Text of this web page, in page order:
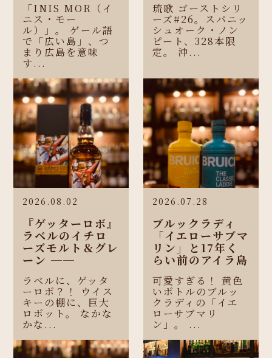
「INIS MOR（イ
ニス・モー
ル）」。 ゲール語
で「広い島」、つ
まり広島を意味
す...
琉歌 ゴーストシリ
ーズ#26。スパニッ
シュオーク・ノン
ピート、328本限
定。 沖...
2026.08.02
『ゲッターロボ』
ラベルのイチロ
ーズモルト＆グレ
ーン ──
ラベルに、ゲッタ
ーロボ？！ ウイス
キーの棚に、巨大
ロボット。 なかな
かな...
2026.07.28
ブルックラディ
「イエローサブマ
リン」と17年く
らい前のアイラ島
可愛すぎる！ 黄色
いボトルのブルッ
クラディの「イエ
ローサブマリ
ン」。 ...